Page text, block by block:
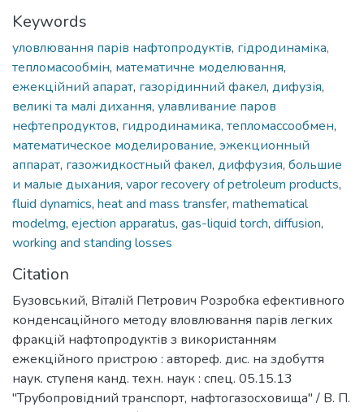
Keywords
уловлювання парів нафтопродуктів, гідродинаміка,
тепломасообмін, математичне моделювання,
ежекційний апарат, газорідинний факел, дифузія,
великі та малі дихання, улавливание паров
нефтепродуктов, гидродинамика, тепломассообмен,
математическое моделирование, эжекционный
аппарат, газожидкостный факел, диффузия, большие
и малые дыхания, vapor recovery of petroleum products,
fluid dynamics, heat and mass transfer, mathematical
modelmg, ejection apparatus, gas-liquid torch, diffusion,
working and standing losses
Citation
Бузовський, Віталій Петрович Розробка ефективного
конденсаційного методу вловлювання парів легких
фракцій нафтопродуктів з використанням
ежекційного пристрою : автореф. дис. на здобуття
наук. ступеня канд. техн. наук : спец. 05.15.13
"Трубопровідний транспорт, нафтогазосховища" / В. П.